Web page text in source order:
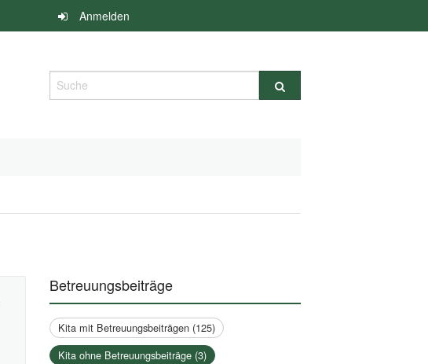
Anmelden
Suche
Betreuungsbeiträge
Kita mit Betreuungsbeiträgen (125)
Kita ohne Betreuungsbeiträge (3)